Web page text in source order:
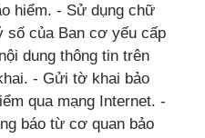
hiểm. - Sử dụng chữ
số của Ban cơ yếu cấp
dung thông tin trên
- Gửi tờ khai bảo
qua mạng Internet. -
báo từ cơ quan bảo